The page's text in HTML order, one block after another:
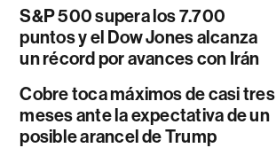
S&P 500 supera los 7.700
puntos y el Dow Jones alcanza
un récord por avances con Irán
Cobre toca máximos de casi tres
meses ante la expectativa de un
posible arancel de Trump